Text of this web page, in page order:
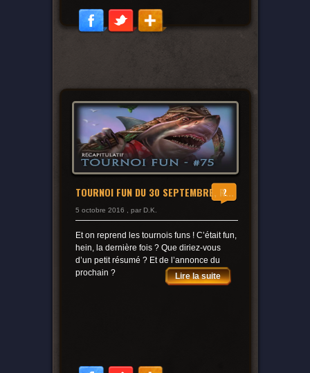
2
TOURNOI FUN DU 30 SEPTEMBRE, R...
5 octobre 2016 , par D.K.
Et on reprend les tournois funs ! C’était fun,
hein, la dernière fois ? Que diriez-vous
d’un petit résumé ? Et de l’annonce du
prochain ?
Lire la suite